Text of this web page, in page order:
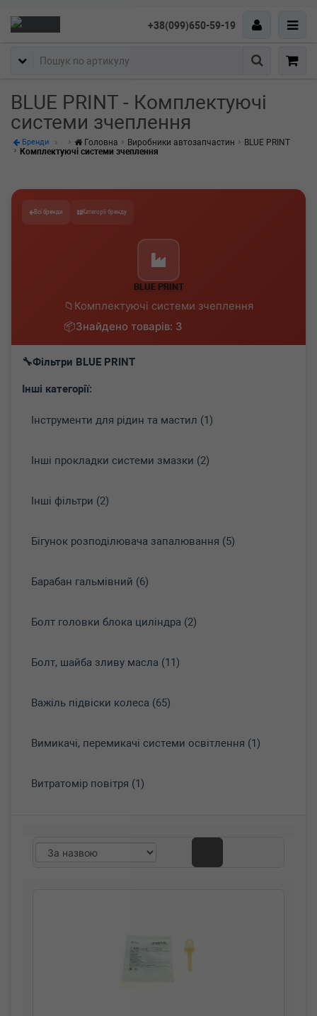
+38(099)650-59-19
Пошук
BLUE PRINT - Комплектуючі
системи зчеплення
Бренди Головна Виробники автозапчастин
BLUE PRINT
Комплектуючі системи зчеплення
Всі бренди Категорії бренду
BLUE PRINT
Комплектуючі системи зчеплення
Знайдено товарів: 3
Фільтри BLUE PRINT
Інші категорії:
Інструменти для рідин та мастил (1)
Інші прокладки системи змазки (2)
Інші фільтри (2)
Бігунок розподілювача запалювання (5)
Барабан гальмівний (6)
Болт головки блока циліндра (2)
Болт, шайба зливу масла (11)
Важіль підвіски колеса (65)
Вимикачі, перемикачі системи освітлення (1)
Витратомір повітря (1)